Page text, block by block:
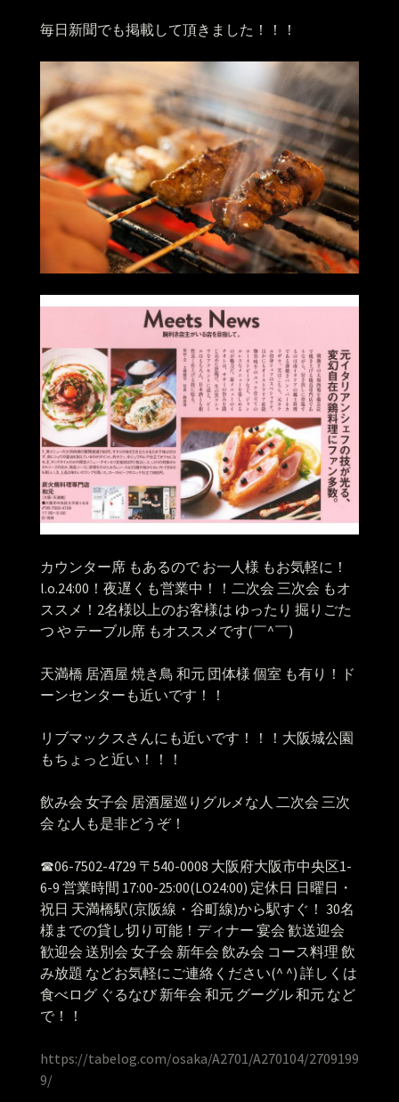
毎日新聞でも掲載して頂きました！！！
カウンター席 もあるので お一人様 もお気軽に！
l.o.24:00！夜遅くも営業中！！二次会 三次会 もオ
ススメ！2名様以上のお客様は ゆったり 掘りごた
つ や テーブル席 もオススメです(￣^￣)ゞ
天満橋 居酒屋 焼き鳥 和元 団体様 個室 も有り！ド
ーンセンターも近いです！！
リブマックスさんにも近いです！！！大阪城公園
もちょっと近い！！！
飲み会 女子会 居酒屋巡りグルメな人 二次会 三次
会 な人も是非どうぞ！
☎︎06-7502-4729 〒540-0008 大阪府大阪市中央区1-
6-9 営業時間 17:00-25:00(LO24:00) 定休日 日曜日・
祝日 天満橋駅(京阪線・谷町線)から駅すぐ！ 30名
様までの貸し切り可能！ディナー 宴会 歓送迎会
歓迎会 送別会 女子会 新年会 飲み会 コース料理 飲
み放題 などお気軽にご連絡ください(^ ^) 詳しくは
食べログ ぐるなび 新年会 和元 グーグル 和元 など
で！！
https://tabelog.com/osaka/A2701/A270104/2709199
9/